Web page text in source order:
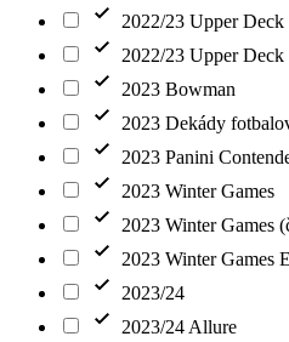
2022/23 Upper Deck
2022/23 Upper
2023 Bowman
2023 Dekády
2023 Panini
2023 Winter Games
2023 Winter Games
2023 Winter Games
2023/24
2023/24 Allure